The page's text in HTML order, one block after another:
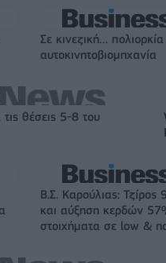
Σε κινεζική…
αυτοκινητοβιομηχανία
θέσεις 5-8 του
Β.Σ. Καρούλιας: Τζίρος
και αύξηση κερδών
στοιχήματα σε low &